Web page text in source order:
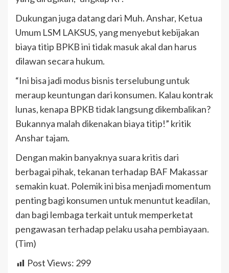
Dukungan juga datang dari Muh. Anshar, Ketua
Umum LSM LAKSUS, yang menyebut kebijakan
biaya titip BPKB ini tidak masuk akal dan harus
dilawan secara hukum.
“Ini bisa jadi modus bisnis terselubung untuk
meraup keuntungan dari konsumen. Kalau kontrak
lunas, kenapa BPKB tidak langsung dikembalikan?
Bukannya malah dikenakan biaya titip!” kritik
Anshar tajam.
Dengan makin banyaknya suara kritis dari
berbagai pihak, tekanan terhadap BAF Makassar
semakin kuat. Polemik ini bisa menjadi momentum
penting bagi konsumen untuk menuntut keadilan,
dan bagi lembaga terkait untuk memperketat
pengawasan terhadap pelaku usaha pembiayaan.
(Tim)
Post Views: 299